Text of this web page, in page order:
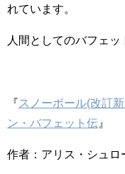
れています。
人間としてのバフェッ
『スノーボール(改訂
ン・バフェット伝 』
作者：アリス・シュロ